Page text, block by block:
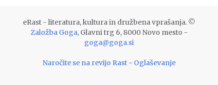
eRast - literatura, kultura in družbena vprašanja. ©
Založba Goga, Glavni trg 6, 8000 Novo mesto -
goga@goga.si
Naročite se na revijo Rast - Oglaševanje